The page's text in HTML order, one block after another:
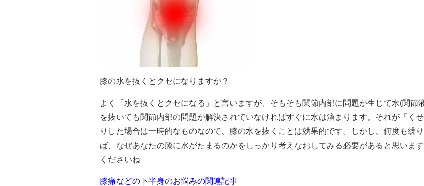
膝の水を抜くとクセになりますか？
よく「水を抜くとクセになる」と言いますが、そもそも関節内部に問題が生じて水(関節
を抜いても関節内部の問題が解決されていなければすぐに水は溜まります。それが「く
りした場合は一時的なものなので、膝の水を抜くことは効果的です。しかし、何度も繰
ば、なぜあなたの膝に水がたまるのかをしっかり考えなおしてみる必要があると思いま
くださいね
膝痛などの下半身のお悩みの関連記事